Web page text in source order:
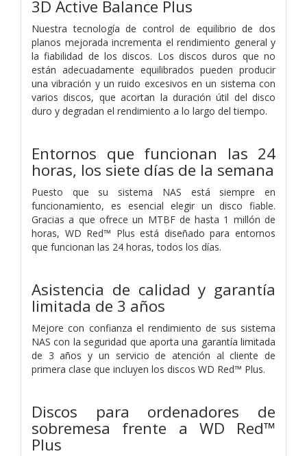
3D Active Balance Plus
Nuestra tecnología de control de equilibrio de dos
planos mejorada incrementa el rendimiento general y
la fiabilidad de los discos. Los discos duros que no
están adecuadamente equilibrados pueden producir
una vibración y un ruido excesivos en un sistema con
varios discos, que acortan la duración útil del disco
duro y degradan el rendimiento a lo largo del tiempo.
Entornos que funcionan las 24
horas, los siete días de la semana
Puesto que su sistema NAS está siempre en
funcionamiento, es esencial elegir un disco fiable.
Gracias a que ofrece un MTBF de hasta 1 millón de
horas, WD Red™ Plus está diseñado para entornos
que funcionan las 24 horas, todos los días.
Asistencia de calidad y garantía
limitada de 3 años
Mejore con confianza el rendimiento de sus sistema
NAS con la seguridad que aporta una garantía limitada
de 3 años y un servicio de atención al cliente de
primera clase que incluyen los discos WD Red™ Plus.
Discos para ordenadores de
sobremesa frente a WD Red™
Plus